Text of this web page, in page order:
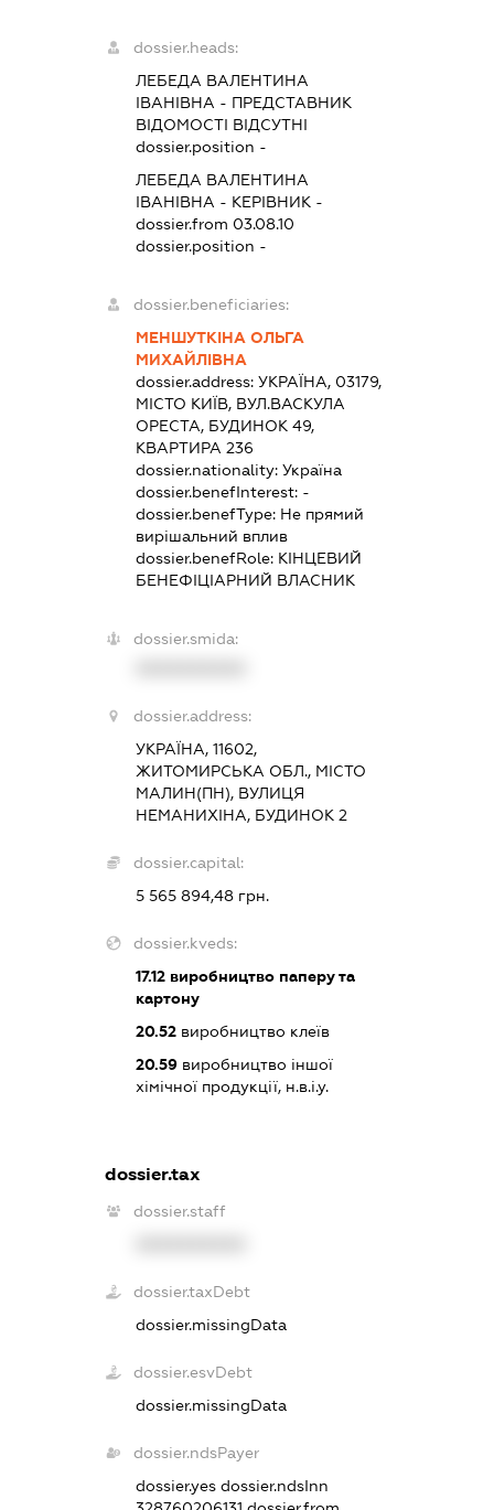
dossier.heads:
ЛЕБЕДА ВАЛЕНТИНА
ІВАНІВНА - ПРЕДСТАВНИК
ВІДОМОСТІ ВІДСУТНІ
dossier.position -
ЛЕБЕДА ВАЛЕНТИНА
ІВАНІВНА - КЕРІВНИК -
dossier.from 03.08.10
dossier.position -
dossier.beneficiaries:
МЕНШУТКІНА ОЛЬГА
МИХАЙЛІВНА
dossier.address:УКРАЇНА, 03179,
МІСТО КИЇВ, ВУЛ.ВАСКУЛА
ОРЕСТА, БУДИНОК 49,
КВАРТИРА 236
dossier.nationality:Україна
dossier.benefInterest: -
dossier.benefType: Не прямий
вирішальний вплив
dossier.benefRole: КІНЦЕВИЙ
БЕНЕФІЦІАРНИЙ ВЛАСНИК
dossier.smida:
dossier.address:
УКРАЇНА, 11602,
ЖИТОМИРСЬКА ОБЛ., МІСТО
МАЛИН(ПН), ВУЛИЦЯ
НЕМАНИХІНА, БУДИНОК 2
dossier.capital:
5 565 894,48 грн.
dossier.kveds:
17.12 виробництво паперу та
картону
20.52 виробництво клеїв
20.59 виробництво іншої
хімічної продукції, н.в.і.у.
dossier.tax
dossier.staff
dossier.taxDebt
dossier.missingData
dossier.esvDebt
dossier.missingData
dossier.ndsPayer
dossier.yesdossier.ndsInn